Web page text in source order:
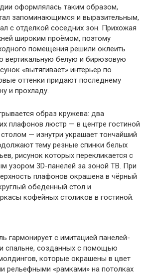
оформлялась таким образом,
запоминающимся и выразительным,
с отделкой соседних зон. Прихожая
широким проёмом, поэтому
помещения решили оклеить
вертикальную белую и бирюзовую
«вытягивает» интерьер по
оттенки придают последнему
и прохладу.
образ кружева: два
плафонов люстр — в центре гостиной
— изнутри украшает тончайший
тему резные спинки белых
рисунок которых перекликается с
узором 3D-панелей за зоной ТВ. При
плафонов окрашена в чёрный
обеденный стол и
кофейных столиков в гостиной.
гармонирует с имитацией панелей-
спальне, созданных с помощью
которые окрашены в цвет
рельефными «рамками» на потолках